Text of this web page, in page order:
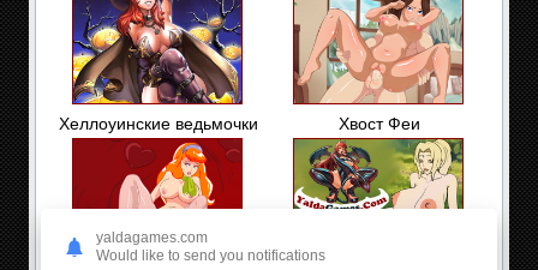
Хеллоуинские ведьмочки Хвост Феи
yaldagames.com
Would like to send you notifications